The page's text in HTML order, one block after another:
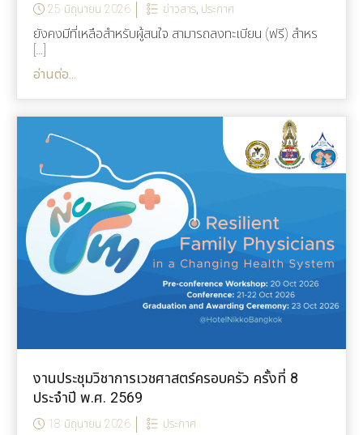
25 มิถุนายน 2026 ข่าวสาร, ประกาศ
ยังคงมีที่เหลือสำหรับผู้สนใจ สามารถลงทะเบียน (ฟรี) สำหร
[…]
อ่านต่อ...
งานประชุมวิชาการเวชศาสตร์ครอบครัว ครั้งที่ 8
ประจำปี พ.ศ. 2569
18 มิถุนายน 2026 ประกาศ